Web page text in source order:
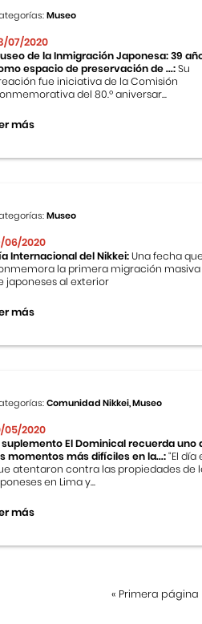
Museo
07/2020
de la Inmigración Japonesa: 39
espacio de preservación de ...:Su
fue iniciativa de la Comisión
del 80.º aniversar...
más
Museo
06/2020
Internacional del Nikkei:Una fecha
la primera migración masiva
japoneses al exterior
más
Comunidad Nikkei, Museo
05/2020
suplemento El Dominical recuerda uno
momentos más difíciles en la...:“El día
atentaron contra las propiedades de
en Lima y...
más
« Primera página